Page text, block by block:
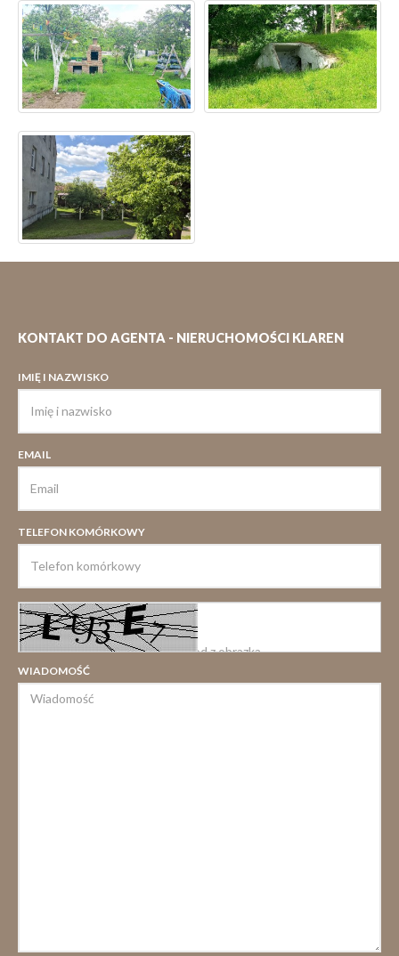
KONTAKT DO AGENTA - NIERUCHOMOŚCI KLAREN
IMIĘ I NAZWISKO
EMAIL
TELEFON KOMÓRKOWY
WIADOMOŚĆ